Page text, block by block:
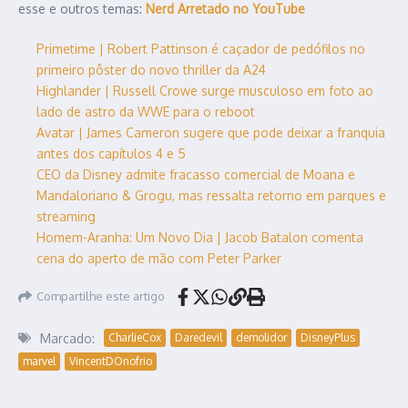
esse e outros temas: Nerd Arretado no YouTube
Primetime | Robert Pattinson é caçador de pedófilos no
primeiro pôster do novo thriller da A24
Highlander | Russell Crowe surge musculoso em foto ao
lado de astro da WWE para o reboot
Avatar | James Cameron sugere que pode deixar a franquia
antes dos capítulos 4 e 5
CEO da Disney admite fracasso comercial de Moana e
Mandaloriano & Grogu, mas ressalta retorno em parques e
streaming
Homem-Aranha: Um Novo Dia | Jacob Batalon comenta
cena do aperto de mão com Peter Parker
Compartilhe este artigo
Marcado: CharlieCox Daredevil demolidor
DisneyPlus
marvel
VincentDOnofrio